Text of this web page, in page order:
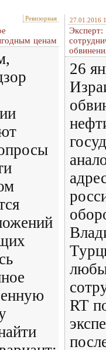
Ревизорная
ценам
27.01.2016
Эксперт:
26
RT